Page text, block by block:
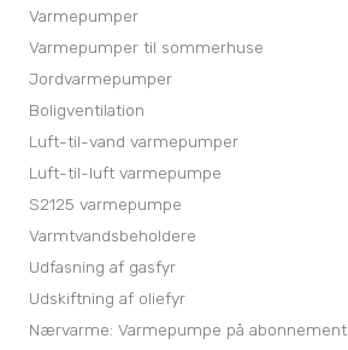
Varmepumper
Varmepumper til sommerhuse
Jordvarmepumper
Boligventilation
Luft-til-vand varmepumper
Luft-til-luft varmepumpe
S2125 varmepumpe
Varmtvandsbeholdere
Udfasning af gasfyr
Udskiftning af oliefyr
Nærvarme: Varmepumpe på abonnement